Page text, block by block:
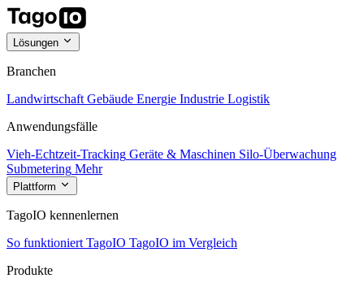
Lösungen
Branchen
Landwirtschaft Gebäude Energie Industrie Logistik
Anwendungsfälle
Vieh-Echtzeit-Tracking Geräte & Maschinen Silo-Überwachung
Submetering Mehr
Plattform
TagoIO kennenlernen
So funktioniert TagoIO TagoIO im Vergleich
Produkte